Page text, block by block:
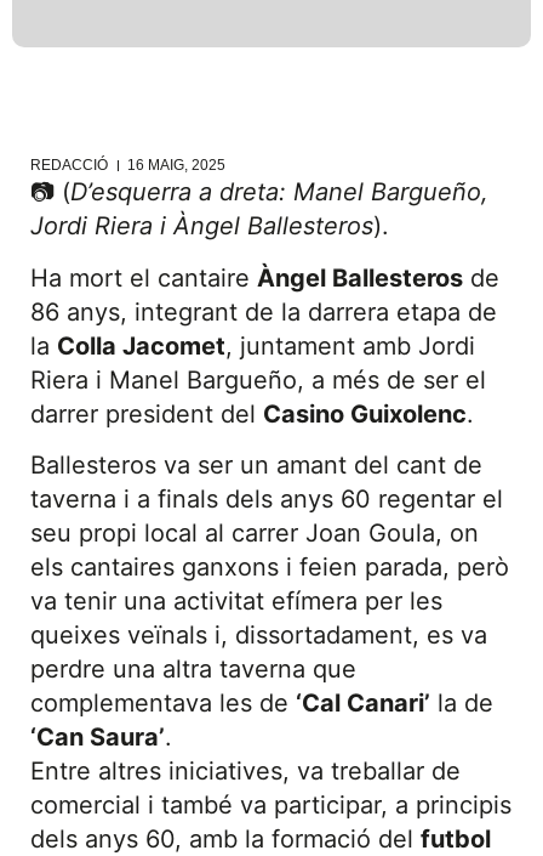
REDACCIÓ 16 MAIG, 2025
📷 (D’esquerra a dreta: Manel Bargueño,
Jordi Riera i Àngel Ballesteros).
Ha mort el cantaire Àngel Ballesteros de
86 anys, integrant de la darrera etapa de
la Colla Jacomet, juntament amb Jordi
Riera i Manel Bargueño, a més de ser el
darrer president del Casino Guixolenc.
Ballesteros va ser un amant del cant de
taverna i a finals dels anys 60 regentar el
seu propi local al carrer Joan Goula, on
els cantaires ganxons i feien parada, però
va tenir una activitat efímera per les
queixes veïnals i, dissortadament, es va
perdre una altra taverna que
complementava les de ‘Cal Canari’ la de
‘Can Saura’.
Entre altres iniciatives, va treballar de
comercial i també va participar, a principis
dels anys 60, amb la formació del futbol